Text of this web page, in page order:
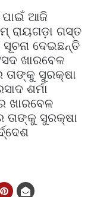
ଆଜି
ରାୟଗଡ଼ା ଗସ୍ତ
ଦେଇଛନ୍ତି
ଖାରବେଳ
ସୁରକ୍ଷା
ଶର୍ମା
ଖାରବେଳ
ତାଙ୍କୁ ସୁରକ୍ଷା